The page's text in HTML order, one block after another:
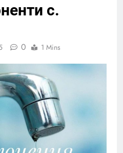
с.
0 1 Mins